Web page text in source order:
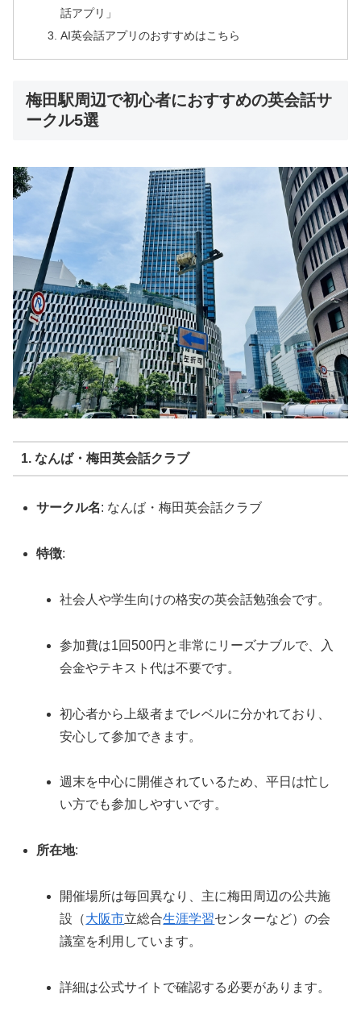
話アプリ」
AI英会話アプリのおすすめはこちら
梅田駅周辺で初心者におすすめの英会話サ
ークル5選
1. なんば・梅田英会話クラブ
サークル名: なんば・梅田英会話クラブ
特徴:
社会人や学生向けの格安の英会話勉強会です。
参加費は1回500円と非常にリーズナブルで、入
会金やテキスト代は不要です。
初心者から上級者までレベルに分かれており、
安心して参加できます。
週末を中心に開催されているため、平日は忙し
い方でも参加しやすいです。
所在地:
開催場所は毎回異なり、主に梅田周辺の公共施
設（大阪市立総合生涯学習センターなど）の会
議室を利用しています。
詳細は公式サイトで確認する必要があります。